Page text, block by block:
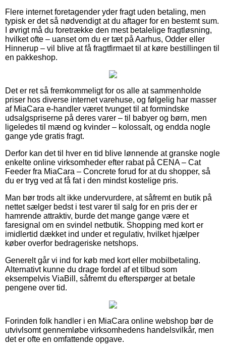
Flere internet foretagender yder fragt uden betaling, men
typisk er det så nødvendigt at du aftager for en bestemt sum.
I øvrigt må du foretrække den mest betalelige fragtløsning,
hvilket ofte – uanset om du er tæt på Aarhus, Odder eller
Hinnerup – vil blive at få fragtfirmaet til at køre bestillingen til
en pakkeshop.
Det er ret så fremkommeligt for os alle at sammenholde
priser hos diverse internet varehuse, og følgelig har masser
af MiaCara e-handler været tvunget til at formindske
udsalgspriserne på deres varer – til babyer og børn, men
ligeledes til mænd og kvinder – kolossalt, og endda nogle
gange yde gratis fragt.
Derfor kan det til hver en tid blive lønnende at granske nogle
enkelte online virksomheder efter rabat på CENA – Cat
Feeder fra MiaCara – Concrete forud for at du shopper, så
du er tryg ved at få fat i den mindst kostelige pris.
Man bør trods alt ikke undervurdere, at såfremt en butik på
nettet sælger bedst i test varer til salg for en pris der er
hamrende attraktiv, burde det mange gange være et
faresignal om en svindel netbutik. Shopping med kort er
imidlertid dækket ind under et regulativ, hvilket hjælper
køber overfor bedrageriske netshops.
Generelt går vi ind for køb med kort eller mobilbetaling.
Alternativt kunne du drage fordel af et tilbud som
eksempelvis ViaBill, såfremt du efterspørger at betale
pengene over tid.
Forinden folk handler i en MiaCara online webshop bør de
utvivlsomt gennemløbe virksomhedens handelsvilkår, men
det er ofte en omfattende opgave.